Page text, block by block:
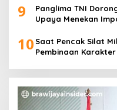
9
Panglima TNI
Upaya Menekan
10 Saat Pencak Silat
Pembinaan